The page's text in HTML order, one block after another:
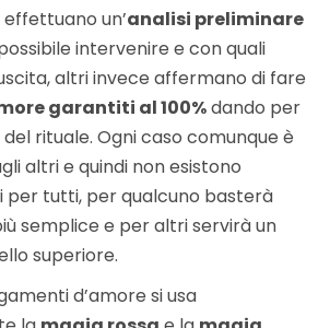
un’analisi preliminare
intervenire e con quali
altri invece affermano di fare
garantiti al 100%dando per
rituale. Ogni caso comunque è
altri e quindi non esistono
per tutti, per qualcuno basterà
semplice e per altri servirà un
superiore.
d’amore si usa